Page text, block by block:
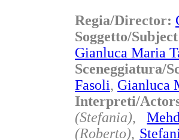
Regia/Director:
Soggetto/
Gianluca Maria
Fasoli, Gianluca
Interpreti/
(Stefania),
(Roberto),